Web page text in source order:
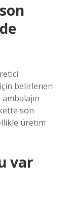
belirlenen
son
üretim
var